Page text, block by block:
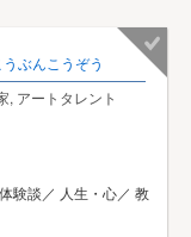
うぶんこうぞう
, アートタレント
験談／ 人生・心／ 教